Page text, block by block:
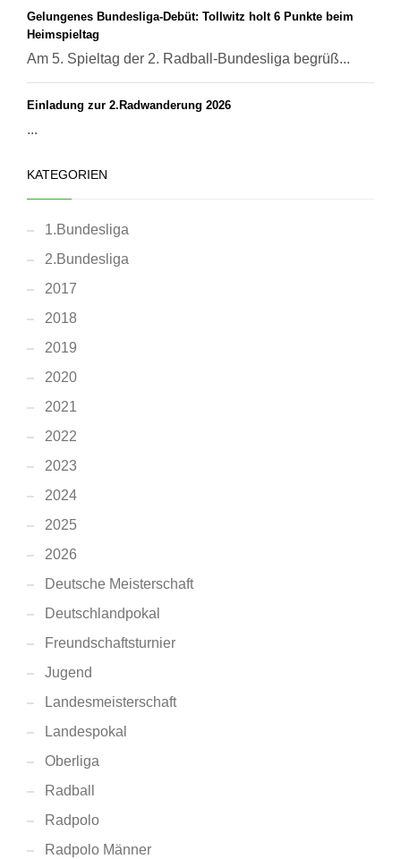
Gelungenes Bundesliga-Debüt: Tollwitz holt 6 Punkte beim
Heimspieltag
Am 5. Spieltag der 2. Radball-Bundesliga begrüß...
Einladung zur 2.Radwanderung 2026
...
KATEGORIEN
1.Bundesliga
2.Bundesliga
2017
2018
2019
2020
2021
2022
2023
2024
2025
2026
Deutsche Meisterschaft
Deutschlandpokal
Freundschaftsturnier
Jugend
Landesmeisterschaft
Landespokal
Oberliga
Radball
Radpolo
Radpolo Männer